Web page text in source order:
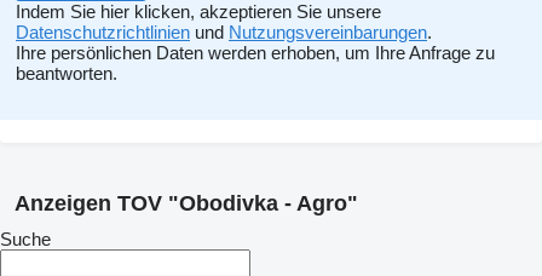
Indem Sie hier klicken, akzeptieren Sie unsere
Datenschutzrichtlinien und Nutzungsvereinbarungen.
Ihre persönlichen Daten werden erhoben, um Ihre Anfrage zu
beantworten.
Anzeigen TOV "Obodivka - Agro"
Suche